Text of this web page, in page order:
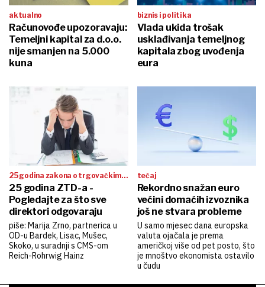
aktualno
Računovođe upozoravaju:
Temeljni kapital za d.o.o.
nije smanjen na 5.000
kuna
biznis i politika
Vlada ukida trošak
usklađivanja temeljnog
kapitala zbog uvođenja
eura
25 godina zakona o trgovačkim
društvima
25 godina ZTD-a -
Pogledajte za što sve
direktori odgovaraju
piše: Marija Zrno, partnerica u
OD-u Bardek, Lisac, Mušec,
Skoko, u suradnji s CMS-om
Reich-Rohrwig Hainz
tečaj
Rekordno snažan euro
većini domaćih izvoznika
još ne stvara probleme
U samo mjesec dana europska
valuta ojačala je prema
američkoj više od pet posto, što
je mnoštvo ekonomista ostavilo
u čudu